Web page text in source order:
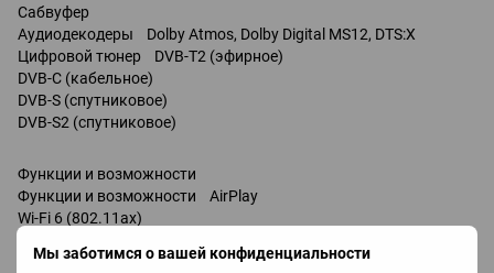
Мы заботимся о вашей конфиденциальности
Сабвуфер
Аудиодекодеры Dolby Atmos, Dolby Digital MS12, DTS:X
Цифровой тюнер DVB-T2 (эфирное)
DVB-C (кабельное)
DVB-S (спутниковое)
DVB-S2 (спутниковое)
Функции и возможности
Функции и возможности AirPlay
Wi-Fi 6 (802.11ax)
Bluetooth v 5.2